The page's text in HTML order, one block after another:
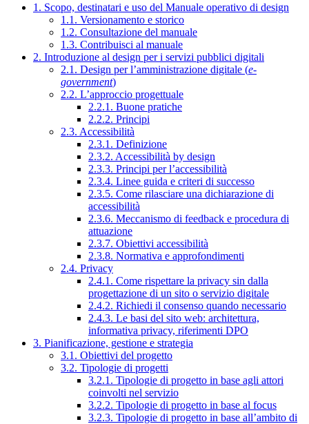
1. Scopo, destinatari e uso del Manuale operativo di design
1.1. Versionamento e storico
1.2. Consultazione del manuale
1.3. Contribuisci al manuale
2. Introduzione al design per i servizi pubblici digitali
2.1. Design per l’amministrazione digitale (e-
government)
2.2. L’approccio progettuale
2.2.1. Buone pratiche
2.2.2. Principi
2.3. Accessibilità
2.3.1. Definizione
2.3.2. Accessibilità by design
2.3.3. Principi per l’accessibilità
2.3.4. Linee guida e criteri di successo
2.3.5. Come rilasciare una dichiarazione di
accessibilità
2.3.6. Meccanismo di feedback e procedura di
attuazione
2.3.7. Obiettivi accessibilità
2.3.8. Normativa e approfondimenti
2.4. Privacy
2.4.1. Come rispettare la privacy sin dalla
progettazione di un sito o servizio digitale
2.4.2. Richiedi il consenso quando necessario
2.4.3. Le basi del sito web: architettura,
informativa privacy, riferimenti DPO
3. Pianificazione, gestione e strategia
3.1. Obiettivi del progetto
3.2. Tipologie di progetti
3.2.1. Tipologie di progetto in base agli attori
coinvolti nel servizio
3.2.2. Tipologie di progetto in base al focus
3.2.3. Tipologie di progetto in base all’ambito di